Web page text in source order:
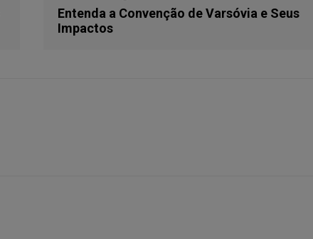
Entenda a Convenção de Varsóvia e Seus
Impactos